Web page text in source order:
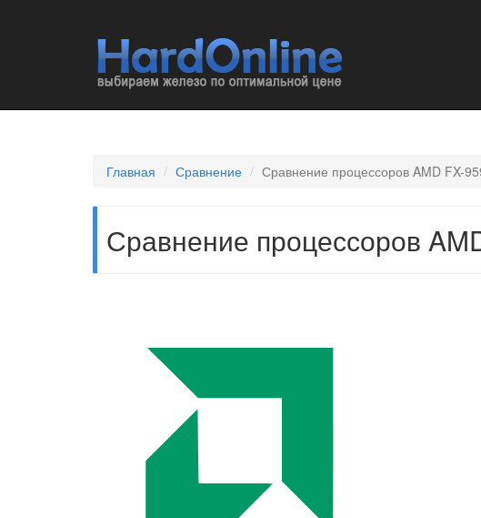
Главная Сравнение Сравнение процессоров AMD FX-
Сравнение процессоров